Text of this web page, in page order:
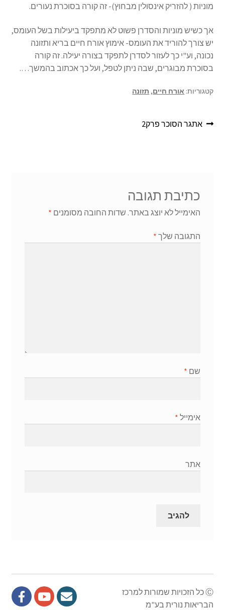
מוניות ( להזריק אינסולין מבחוץ)- זה קורה בסוכרת נעורים.
אך כשיש מוניות והסדרן פשוט לא מתפקד ביעילות בשל העומס,
יש צורך להוריד את העומס- אימוץ אורח חיים בריא ותזונה
נכונה, וע"י כך לעזור לסדרן לתפקד בצורה יעילה. זה קורה
בסוכרת מבוגרים, שבה ניתן לטפל, ועל כך אכתוב בהמשך….
קטגוריות: אורח חיים, תזונה
ניווט
הפוסט
אתגר הסוכר פרק2
כתיבת תגובה
האימייל לא יוצג באתר. שדות החובה מסומנים *
התגובה שלך *
שם *
אימייל *
אתר
Ⓒ כל הזכויות שמורות למרכז
הבריאות נורית בע"מ